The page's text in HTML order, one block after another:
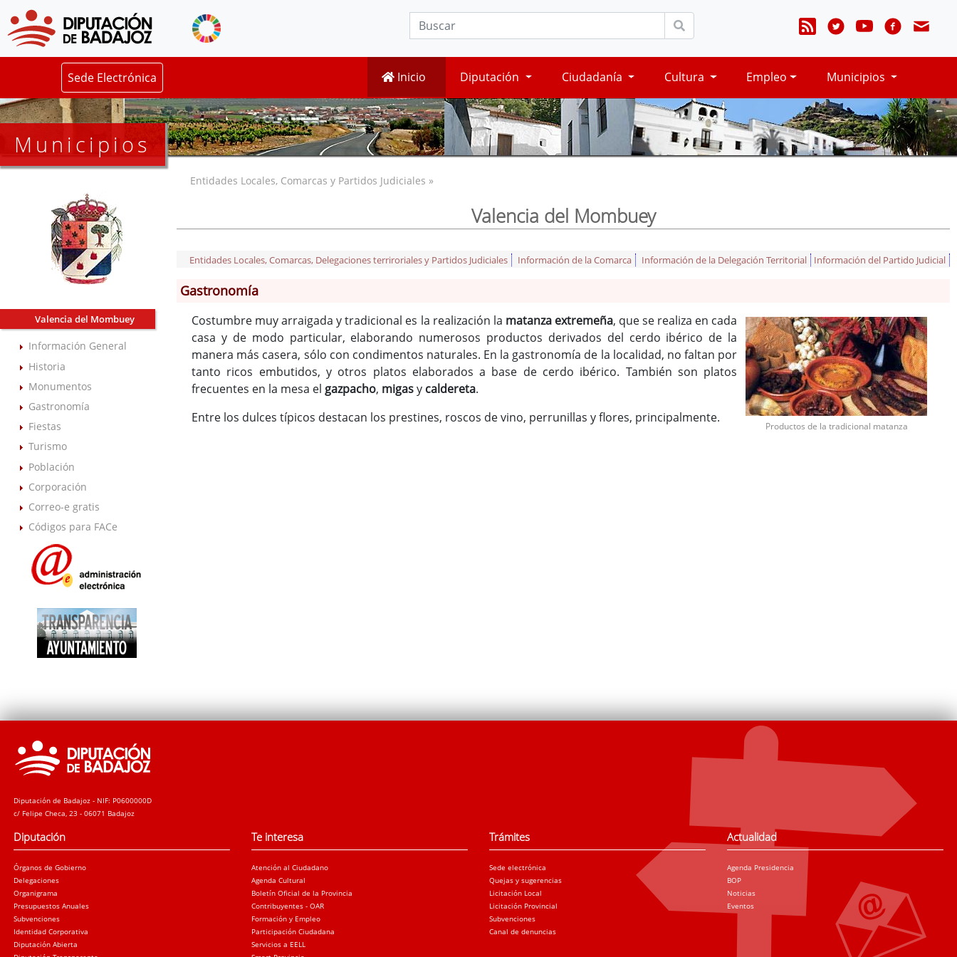
Sede Electrónica Inicio Diputación Ciudadanía Cultura Empleo Municipios
Municipios
Valencia del Mombuey
Información General
Historia
Monumentos
Gastronomía
Fiestas
Turismo
Población
Corporación
Correo-e gratis
Códigos para FACe
Entidades Locales, Comarcas y Partidos Judiciales »
Valencia del Mombuey
Entidades Locales, Comarcas, Delegaciones terriroriales y Partidos Judiciales Información de la Comarca Información de la Delegación Territorial Información del Partido Judicial
Gastronomía
Costumbre muy arraigada y tradicional es la realización la matanza extremeña, que se realiza en cada
casa y de modo particular, elaborando numerosos productos derivados del cerdo ibérico de la
manera más casera, sólo con condimentos naturales. En la gastronomía de la localidad, no faltan por
tanto ricos embutidos, y otros platos elaborados a base de cerdo ibérico. También son platos
frecuentes en la mesa el gazpacho, migasy caldereta.
Entre los dulces típicos destacan los prestines, roscos de vino, perrunillas y flores, principalmente.
Productos de la tradicional matanza
Diputación de Badajoz - NIF: P0600000D
c/ Felipe Checa, 23 - 06071 Badajoz
Diputación
Órganos de Gobierno
Delegaciones
Organigrama
Presupuestos Anuales
Subvenciones
Identidad Corporativa
Diputación Abierta
Te interesa
Atención al Ciudadano
Agenda Cultural
Boletín Oficial de la Provincia
Contribuyentes - OAR
Formación y Empleo
Participación Ciudadana
Servicios a EELL
Trámites
Sede electrónica
Quejas y sugerencias
Licitación Local
Licitación Provincial
Subvenciones
Canal de denuncias
Actualidad
Agenda Presidencia
BOP
Noticias
Eventos